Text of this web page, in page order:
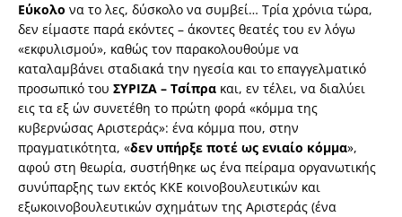
Εύκολο να το λες, δύσκολο να συμβεί… Τρία χρόνια τώρα,
δεν είμαστε παρά εκόντες – άκοντες θεατές του εν λόγω
«εκφυλισμού», καθώς τον παρακολουθούμε να
καταλαμβάνει σταδιακά την ηγεσία και το επαγγελματικό
προσωπικό του ΣΥΡΙΖΑ – Τσίπρα και, εν τέλει, να διαλύει
εις τα εξ ών συνετέθη το πρώτη φορά «κόμμα της
κυβερνώσας Αριστεράς»: ένα κόμμα που, στην
πραγματικότητα, «δεν υπήρξε ποτέ ως ενιαίο κόμμα»,
αφού στη θεωρία, συστήθηκε ως ένα πείραμα οργανωτικής
συνύπαρξης των εκτός ΚΚΕ κοινοβουλευτικών και
εξωκοινοβουλευτικών σχημάτων της Αριστεράς (ένα